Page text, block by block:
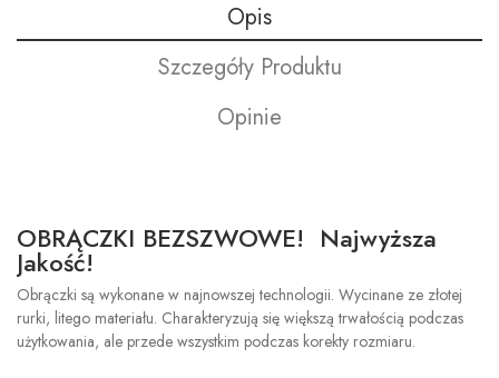
Opis
Szczegóły Produktu
Opinie
OBRĄCZKI BEZSZWOWE! Najwyższa
Jakość!
Obrączki są wykonane w najnowszej technologii. Wycinane ze złotej
rurki, litego materiału. Charakteryzują się większą trwałością podczas
użytkowania, ale przede wszystkim podczas korekty rozmiaru.